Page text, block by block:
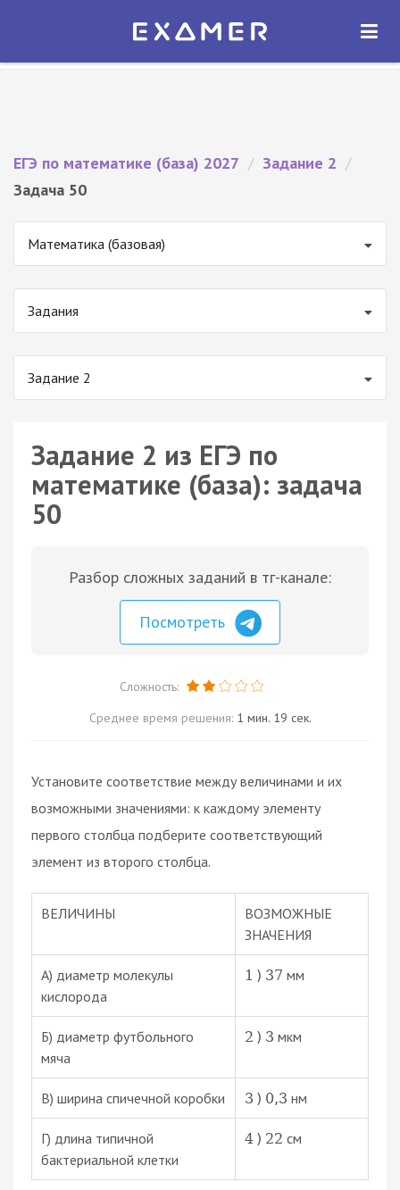
Экзамер — ЕГЭ 2027
ОТКРЫТЬ
ЕГЭ по математике (база) 2027 / Задание 2 /
Задача 50
Математика (базовая)
Задания
Задание 2
Задание 2 из ЕГЭ по
математике (база): задача
50
Разбор сложных заданий в тг-канале:
Посмотреть
Сложность:
Среднее время решения: 1 мин. 19 сек.
Установите соответствие между величинами и их
возможными значениями: к каждому элементу
первого столбца подберите соответствующий
элемент из второго столбца.
ВЕЛИЧИНЫ
ВОЗМОЖНЫЕ
ЗНАЧЕНИЯ
А) диаметр молекулы
кислорода
1 ) 37 мм
Б) диаметр футбольного
мяча
2 ) 3 мкм
В) ширина спичечной коробки 3 ) 0,3 нм
Г) длина типичной
бактериальной клетки
4 ) 22 см